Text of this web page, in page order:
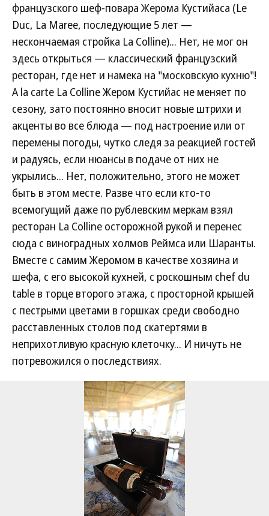
французского шеф-повара Жерома Кустийаса (Le
Duc, La Maree, последующие 5 лет —
нескончаемая стройка La Colline)... Нет, не мог он
здесь открыться — классический французский
ресторан, где нет и намека на "московскую кухню"!
А la carte La Colline Жером Кустийас не меняет по
сезону, зато постоянно вносит новые штрихи и
акценты во все блюда — под настроение или от
перемены погоды, чутко следя за реакцией гостей
и радуясь, если нюансы в подаче от них не
укрылись... Нет, положительно, этого не может
быть в этом месте. Разве что если кто-то
всемогущий даже по рублевским меркам взял
ресторан La Colline осторожной рукой и перенес
сюда с виноградных холмов Реймса или Шаранты.
Вместе с самим Жеромом в качестве хозяина и
шефа, с его высокой кухней, с роскошным chef du
table в торце второго этажа, с просторной крышей
с пестрыми цветами в горшках среди свободно
расставленных столов под скатертями в
неприхотливую красную клеточку... И ничуть не
потревожился о последствиях.